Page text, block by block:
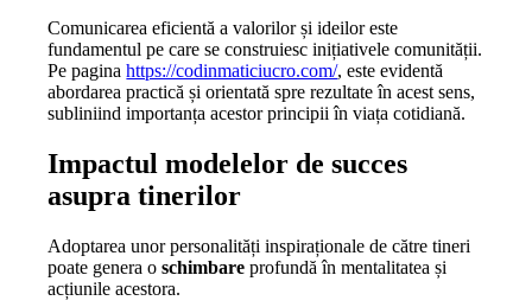
Comunicarea eficientă a valorilor și ideilor este
fundamentul pe care se construiesc inițiativele comunității.
Pe paginahttps://codinmaticiucro.com/, este evidentă
abordarea practică și orientată spre rezultate în acest sens,
subliniind importanța acestor principii în viața cotidiană.
Impactul modelelor de succes
asupra tinerilor
Adoptarea unor personalități inspiraționale de către tineri
poate genera oschimbare profundă în mentalitatea și
acțiunile acestora.